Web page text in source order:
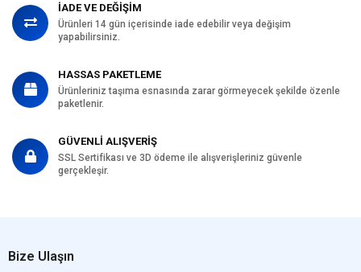
İADE VE DEĞİŞİM
Ürünleri 14 gün içerisinde iade edebilir veya değişim
yapabilirsiniz.
HASSAS PAKETLEME
Ürünleriniz taşıma esnasında zarar görmeyecek şekilde özenle
paketlenir.
GÜVENLİ ALIŞVERİŞ
SSL Sertifikası ve 3D ödeme ile alışverişleriniz güvenle
gerçekleşir.
Bize Ulaşın